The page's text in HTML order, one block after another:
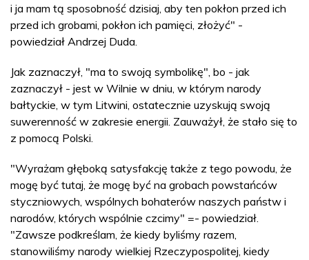
i ja mam tą sposobność dzisiaj, aby ten pokłon przed ich
przed ich grobami, pokłon ich pamięci, złożyć" -
powiedział Andrzej Duda.
Jak zaznaczył, "ma to swoją symbolikę", bo - jak
zaznaczył - jest w Wilnie w dniu, w którym narody
bałtyckie, w tym Litwini, ostatecznie uzyskują swoją
suwerenność w zakresie energii. Zauważył, że stało się to
z pomocą Polski.
"Wyrażam głęboką satysfakcję także z tego powodu, że
mogę być tutaj, że mogę być na grobach powstańców
styczniowych, wspólnych bohaterów naszych państw i
narodów, których wspólnie czcimy" =- powiedział.
"Zawsze podkreślam, że kiedy byliśmy razem,
stanowiliśmy narody wielkiej Rzeczypospolitej, kiedy